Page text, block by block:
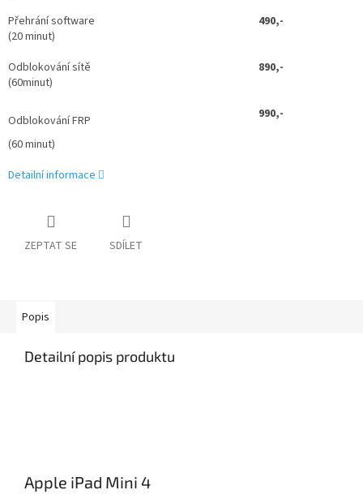
Přehrání software
490,-
(20 minut)
Odblokování sítě
890,-
(60minut)
Odblokování FRP 990,-
(60 minut)
Detailní informace
ZEPTAT SE SDÍLET
Popis
Detailní popis produktu
Apple iPad Mini 4